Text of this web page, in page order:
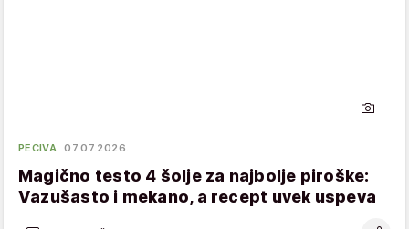
PECIVA 07.07.2026.
Magično testo 4 šolje za najbolje piroške:
Vazušasto i mekano, a recept uvek uspeva